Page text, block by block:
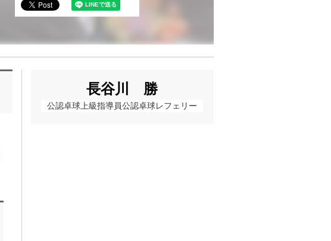
長谷川 勝
公認卓球上級指導員公認卓球レフェリー